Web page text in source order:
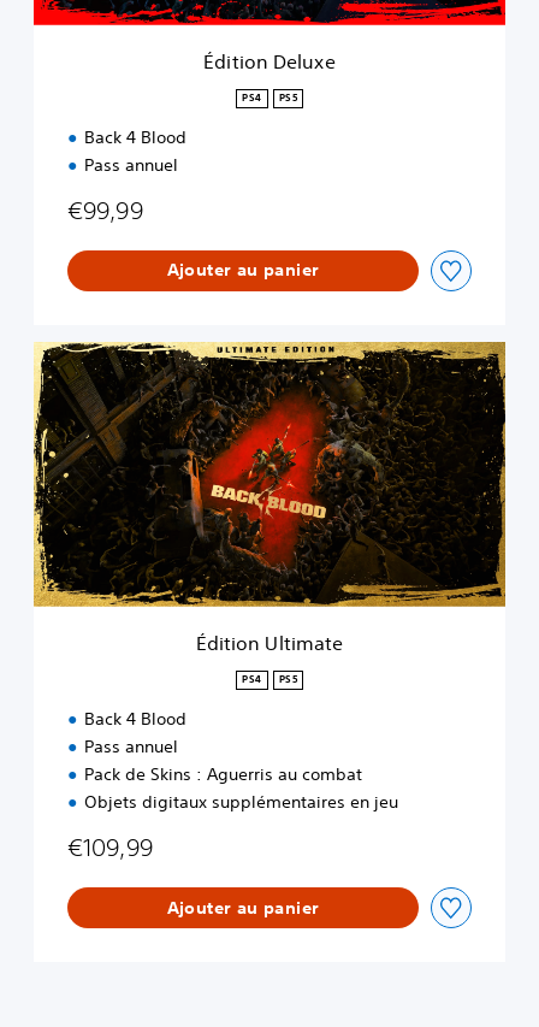
x
Édition Deluxe
PS4 PS5
Back 4 Blood
Pass annuel
€99,99
Ajouter au panier
É
d
t
i
o
n
U
l
t
i
m
Édition Ultimate
PS4 PS5
Back 4 Blood
Pass annuel
Pack de Skins : Aguerris au combat
Objets digitaux supplémentaires en jeu
€109,99
Ajouter au panier